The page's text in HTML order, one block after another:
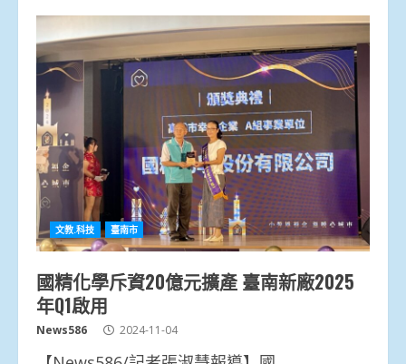
文教.科技 臺南市
國精化學斥資20億元擴產 臺南新廠2025
年Q1啟用
News586 2024-11-04